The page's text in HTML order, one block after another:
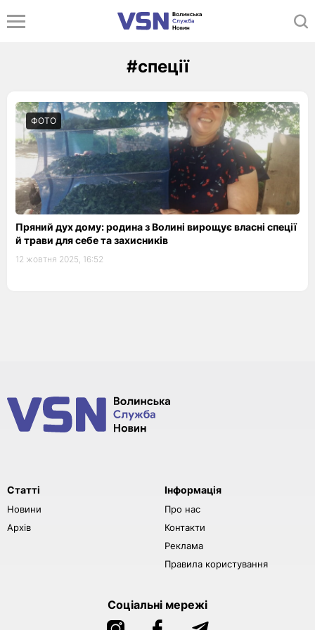
#спеції
ФОТО
Пряний дух дому: родина з Волині вирощує власні спеції
й трави для себе та захисників
12 жовтня 2025, 16:52
Статті
Новини
Архів
Інформація
Про нас
Контакти
Реклама
Правила користування
Соціальні мережі